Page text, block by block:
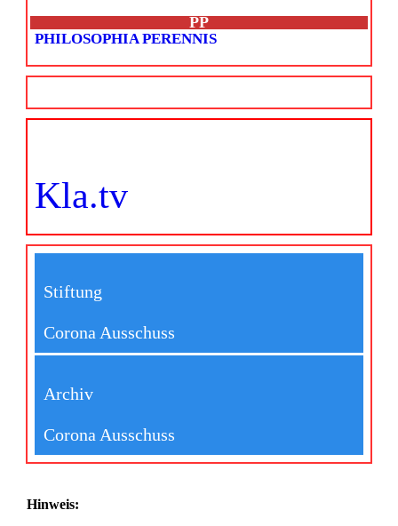
PP
PHILOSOPHIA PERENNIS
Kla.tv
Stiftung
Corona Ausschuss
Archiv
Corona Ausschuss
Hinweis: